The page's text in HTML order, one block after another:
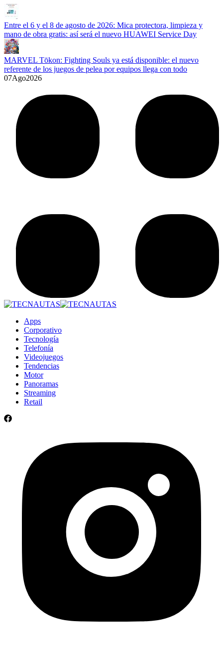
Entre el 6 y el 8 de agosto de 2026: Mica protectora, limpieza y
mano de obra gratis: así será el nuevo HUAWEI Service Day
MARVEL Tōkon: Fighting Souls ya está disponible: el nuevo
referente de los juegos de pelea por equipos llega con todo
07Ago2026
Apps
Corporativo
Tecnología
Telefonía
Videojuegos
Tendencias
Motor
Panoramas
Streaming
Retail